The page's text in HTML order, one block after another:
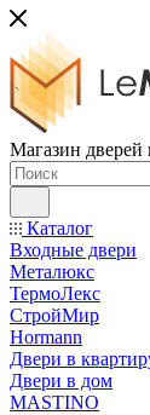
Магазин дверей
Каталог
Входные двери
Металюкс
ТермоЛекс
СтройМир
Hormann
Двери в
Двери в дом
MASTINO